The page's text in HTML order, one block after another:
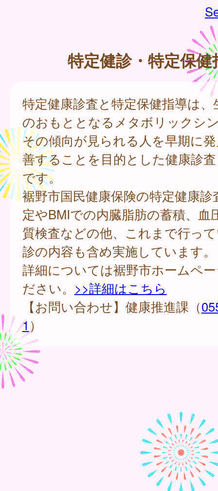
特定健診・特定保健
特定健康診査と特定保健指導は、
のおもととなるメタボリックシ
その傾向が見られる人を早期に
善することを目的とした健康診
です。
裾野市国民健康保険の特定健康診
定やBMIでの内臓脂肪の蓄積、血
質検査などの他、これまで行っ
診の内容も含め実施しています。
詳細については裾野市ホームペ
ださい。 >>詳細はこちら
【お問い合わせ】健康推進課（
1 ）